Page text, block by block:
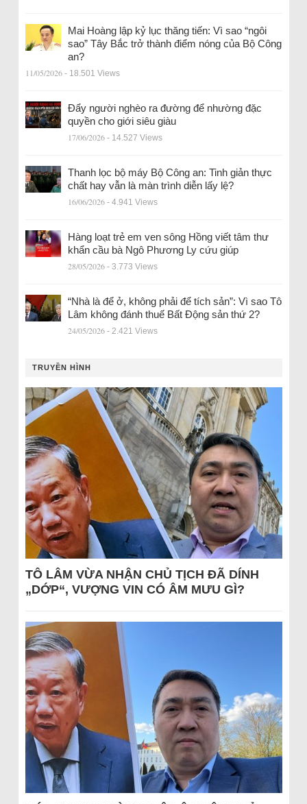
Mai Hoàng lập kỷ lục thăng tiến: Vì sao “ngôi
sao” Tây Bắc trở thành điểm nóng của Bộ Công
an?
11/05/2026 - 18.501 Views
Đẩy người nghèo ra đường để nhường đặc
quyền cho giới siêu giàu
17/06/2026 - 14.527 Views
Thanh lọc bộ máy Bộ Công an: Tinh giản thực
chất hay vẫn là màn trình diễn lấy lệ?
16/06/2026 - 4.941 Views
Hàng loạt trẻ em ven sông Hồng viết tâm thư
khẩn cầu bà Ngô Phương Ly cứu giúp
28/05/2026 - 3.773 Views
“Nhà là để ở, không phải để tích sản”: Vì sao Tô
Lâm không đánh thuế Bất Động sản thứ 2?
24/05/2026 - 2.421 Views
TRUYỀN HÌNH
TÔ LÂM VỪA NHẬN CHỦ TỊCH ĐÃ DÍNH
„DỚP“, VƯỢNG VIN CÓ ÂM MƯU GÌ?